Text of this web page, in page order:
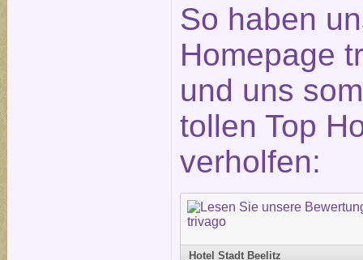
So haben
Homepage
und uns
tollen Top
verholfen:
Hotel Stadt Beelitz